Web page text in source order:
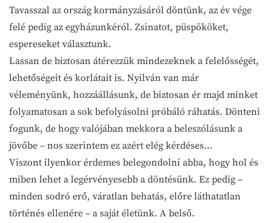
Tavasszal az ország kormányzásáról döntünk, az év vége
felé pedig az egyházunkéról. Zsinatot, püspököket,
espereseket választunk.
Lassan de biztosan átérezzük mindezeknek a felelősségét,
lehetőségeit és korlátait is. Nyilván van már
véleményünk, hozzáállásunk, de biztosan ér majd minket
folyamatosan a sok befolyásolni próbáló ráhatás. Dönteni
fogunk, de hogy valójában mekkora a beleszólásunk a
jövőbe – nos szerintem ez azért elég kérdéses…
Viszont ilyenkor érdemes belegondolni abba, hogy hol és
miben lehet a legérvényesebb a döntésünk. Ez pedig –
minden sodró erő, váratlan behatás, előre láthatatlan
történés ellenére – a saját életünk. A belső.